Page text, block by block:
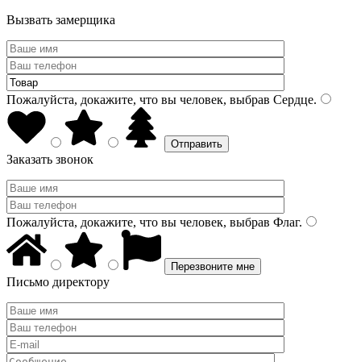
Вызвать замерщика
Пожалуйста, докажите, что вы человек, выбрав Сердце.
Заказать звонок
Пожалуйста, докажите, что вы человек, выбрав Флаг.
Письмо директору